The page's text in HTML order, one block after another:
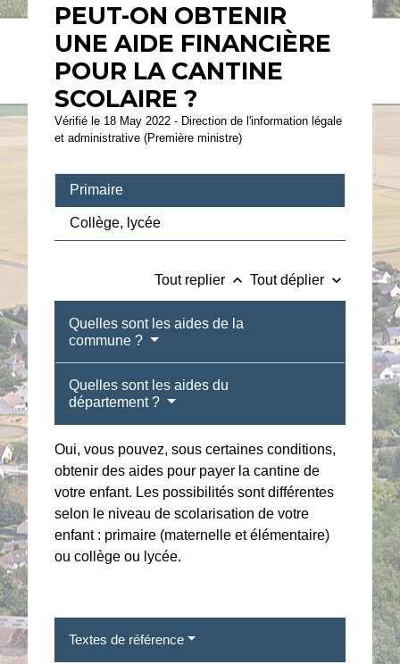
PEUT-ON OBTENIR
UNE AIDE FINANCIÈRE
POUR LA CANTINE
SCOLAIRE ?
Vérifié le 18 May 2022 - Direction de l'information légale
et administrative (Première ministre)
Primaire
Collège, lycée
Tout replier keyboard_arrow_up Tout déplier keyboard_arrow_down
Quelles sont les aides de la
commune ?
Quelles sont les aides du
département ?
Oui, vous pouvez, sous certaines conditions,
obtenir des aides pour payer la cantine de
votre enfant. Les possibilités sont différentes
selon le niveau de scolarisation de votre
enfant : primaire (maternelle et élémentaire)
ou collège ou lycée.
Textes de référence